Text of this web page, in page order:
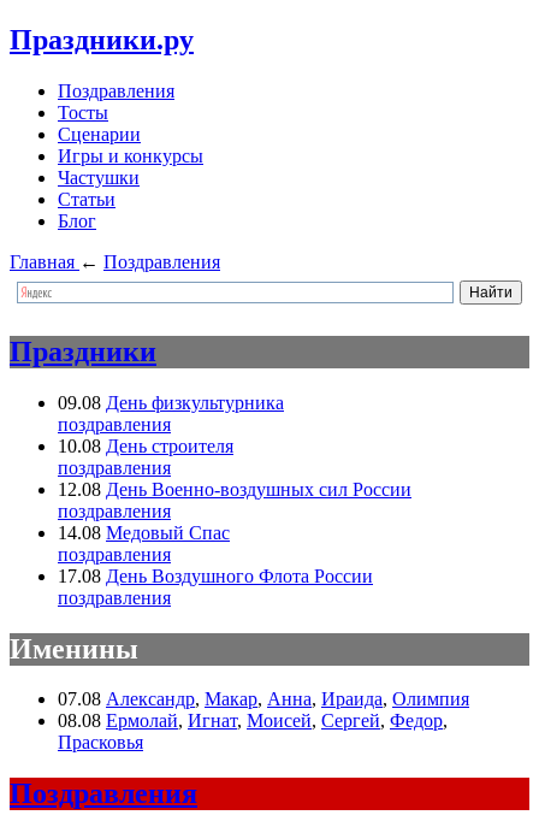
Праздники.ру
Поздравления
Тосты
Сценарии
Игры и конкурсы
Частушки
Статьи
Блог
Главная ← Поздравления
Праздники
09.08 День физкультурника
поздравления
10.08 День строителя
поздравления
12.08 День Военно-воздушных сил России
поздравления
14.08 Медовый Спас
поздравления
17.08 День Воздушного Флота России
поздравления
Именины
07.08 Александр, Макар, Анна, Ираида, Олимпия
08.08 Ермолай, Игнат, Моисей, Сергей, Федор,
Прасковья
Поздравления